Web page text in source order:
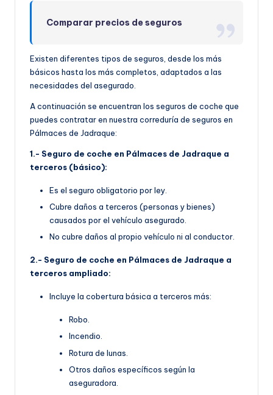
Comparar precios de seguros
Existen diferentes tipos de seguros, desde los más
básicos hasta los más completos, adaptados a las
necesidades del asegurado.
A continuación se encuentran los seguros de coche que
puedes contratar en nuestra correduría de seguros en
Pálmaces de Jadraque:
1.- Seguro de coche en Pálmaces de Jadraque a
terceros (básico):
Es el seguro obligatorio por ley.
Cubre daños a terceros (personas y bienes)
causados por el vehículo asegurado.
No cubre daños al propio vehículo ni al conductor.
2.- Seguro de coche en Pálmaces de Jadraque a
terceros ampliado:
Incluye la cobertura básica a terceros más:
Robo.
Incendio.
Rotura de lunas.
Otros daños específicos según la
aseguradora.